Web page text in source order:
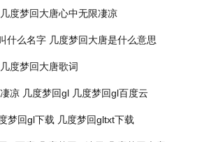
几度梦回大唐心中无限凄凉
什么名字 几度梦回大唐是什么意思
几度梦回大唐歌词
凉 几度梦回gl 几度梦回gl百度云
梦回gl下载 几度梦回gltxt下载